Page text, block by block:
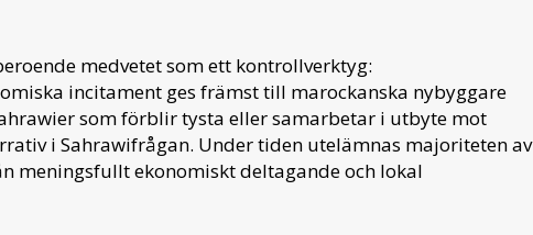
medvetet som ett kontrollverktyg:
incitament ges främst till marockanska nybyggare
som förblir tysta eller samarbetar i utbyte mot
i Sahrawifrågan. Under tiden utelämnas majoriteten av
meningsfullt ekonomiskt deltagande och lokal